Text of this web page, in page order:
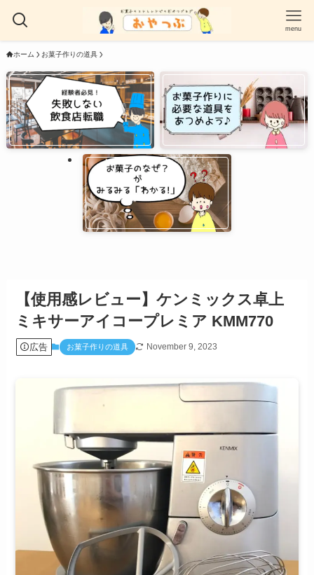
menu
ホーム お菓子作りの道具
【使用感レビュー】ケンミックス卓上
ミキサーアイコープレミア KMM770
広告 お菓子作りの道具 November 9, 2023